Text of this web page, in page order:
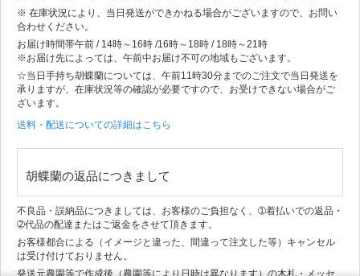
※ 在庫状況により、当日発送ができかねる場合がございますので、お問い
合わせください。
お届け時間帯午前 / 14時～16時 /16時～18時 / 18時～21時
※お届け先によっては、午前中お届け不可の地域もございます。
☆当日手持ち胡蝶蘭については、午前11時30分までのご注文で当日発送を
承りますが、在庫状況等の確認が必要ですので、お受けできない場合がご
ざいます。
送料・配送についての詳細はこちら
胡蝶蘭の返品につきまして
不良品・誤納品につきましては、お客様のご負担なく、➀着払いでの返品・
➁代品の配達またはご返金をさせて頂きます。
お客様都合による（イメージと違った、間違って注文した等）キャンセル
は受け付けておりません。
発送元農園等で作成後（農園等により日時は異なります）の木札・メッセ